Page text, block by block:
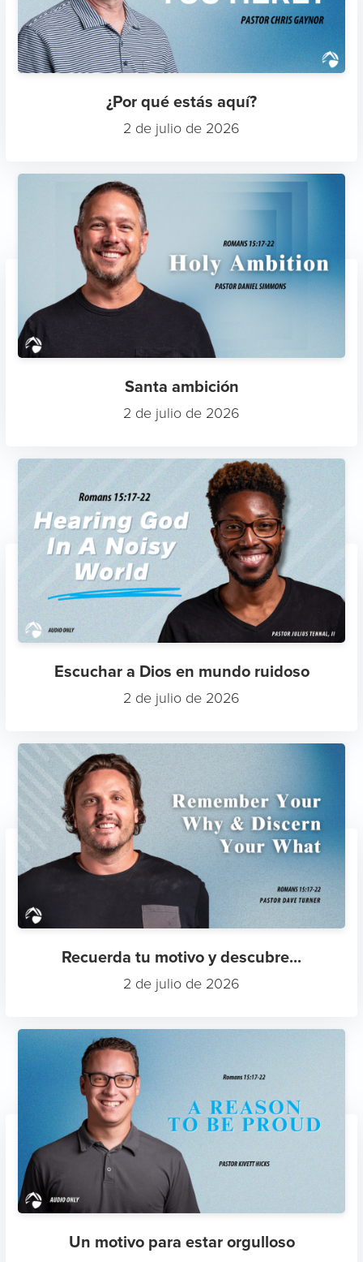
¿Por qué estás aquí?
2 de julio de 2026
Santa ambición
2 de julio de 2026
Escuchar a Dios en mundo ruidoso
2 de julio de 2026
Recuerda tu motivo y descubre...
2 de julio de 2026
Un motivo para estar orgulloso